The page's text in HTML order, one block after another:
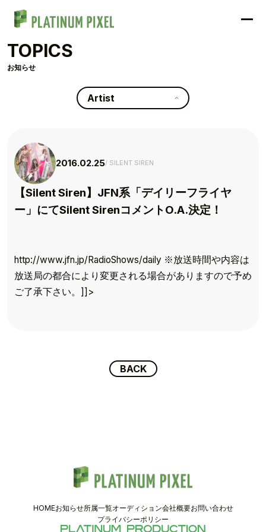
TOP
TOPICS
SCHEDULE
COMPANY
PIXEL SHOP
TOPICS
お知らせ
Artist
2016.02.25 SILENT SIREN
【Silent Siren】JFN系「デイリーフライヤ
ー」にてSilent SirenコメントO.A.決定！
http://www.jfn.jp/RadioShows/daily ※放送時間や内容は
放送局の都合により変更される場合がありますので予め
ご了承下さい。]]>
BACK
HOMEお知らせ所属一覧オーディション会社概要お問い合わせ
プライバシーポリシー